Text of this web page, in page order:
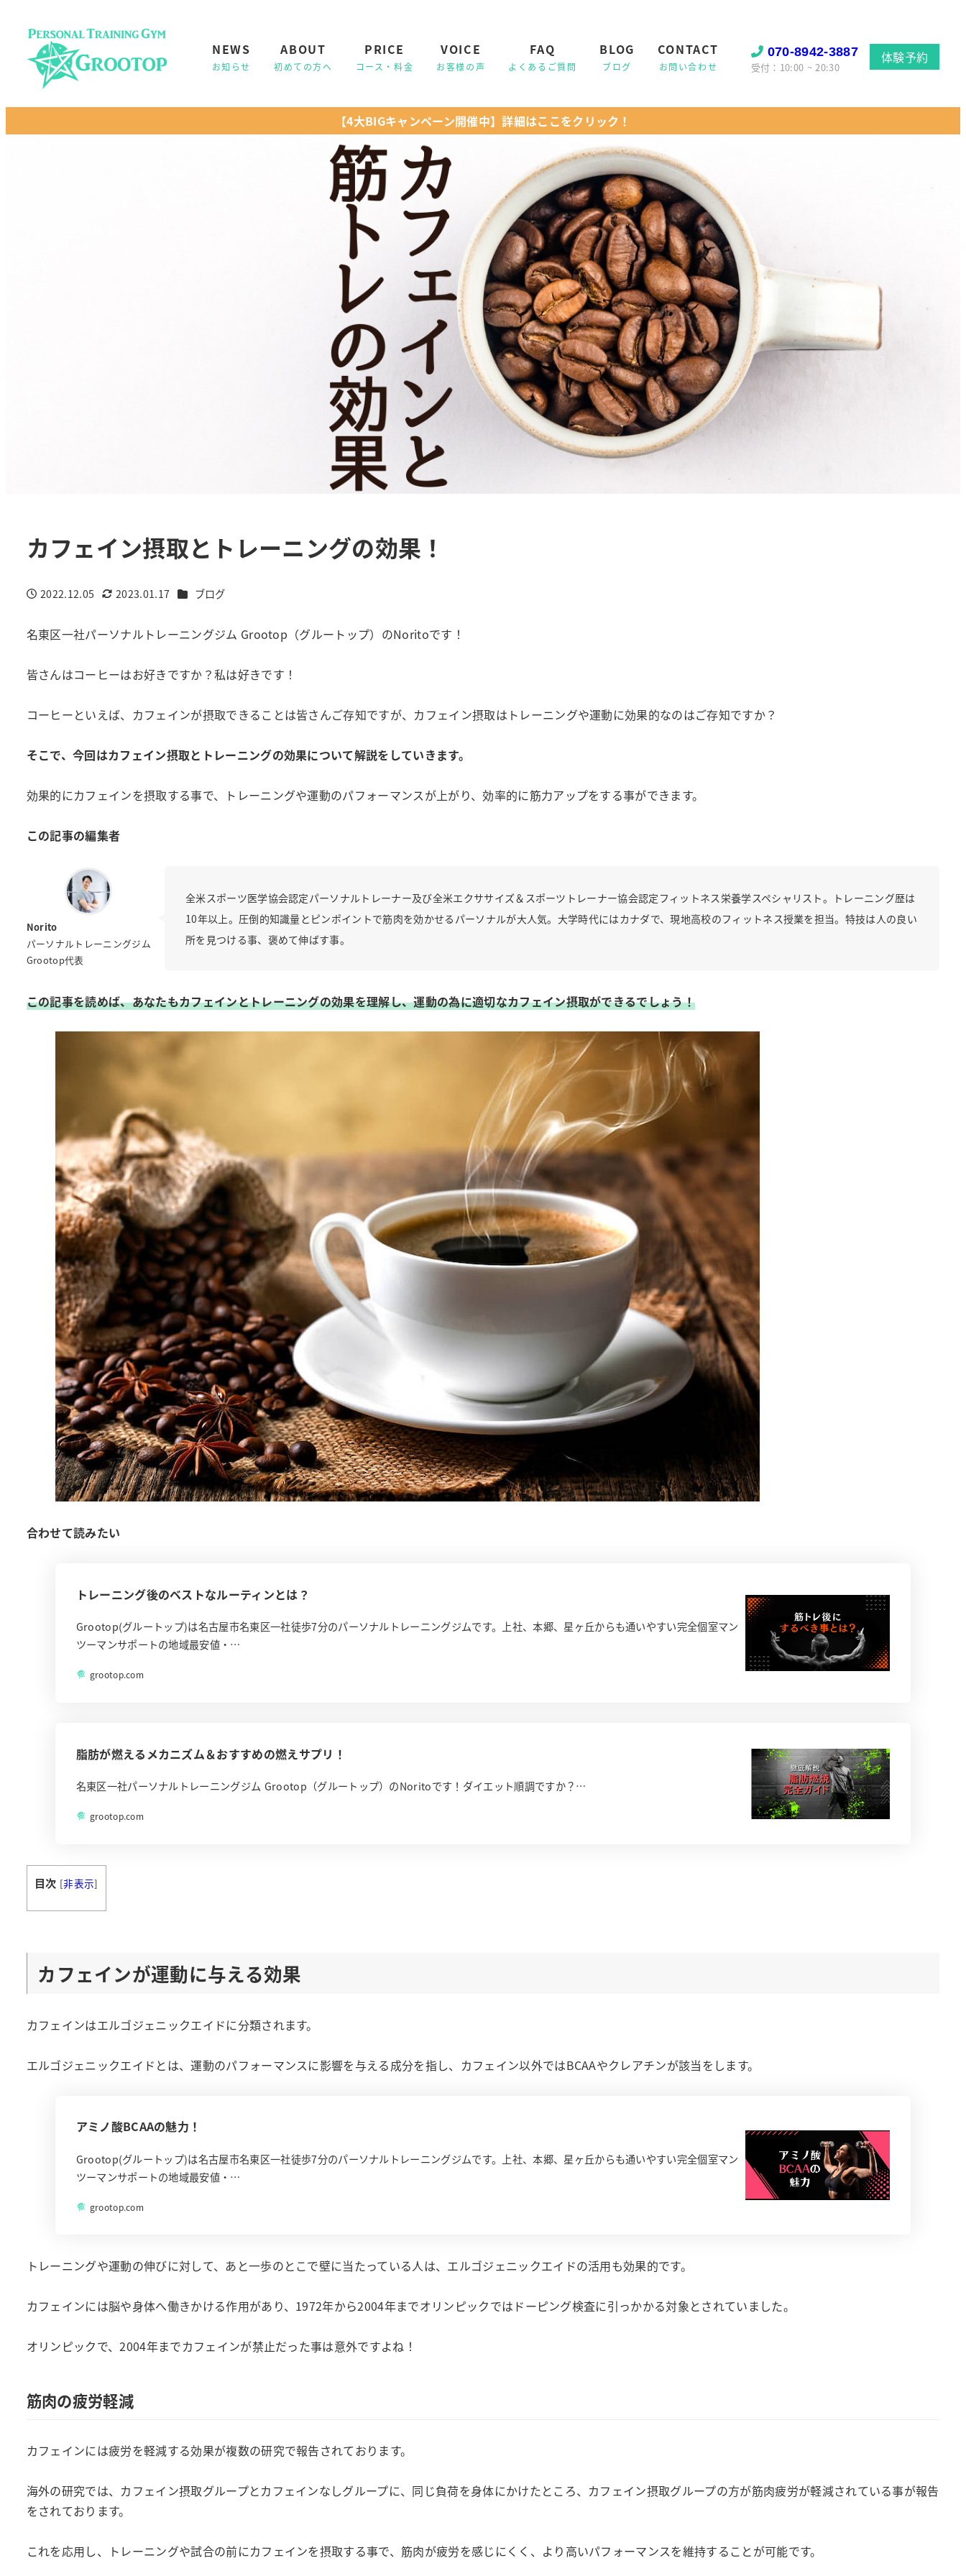
NEWS ABOUT PRICE VOICE FAQ BLOG CONTACT 070-8942-3887
受付：10:00 ~ 20:30
体験予約
【4大BIGキャンペーン開催中】詳細はここをクリック！
カフェイン摂取とトレーニングの効果！
投稿日
2022.12.05
更新日
2023.01.17 カテゴリー
ブログ
名東区一社パーソナルトレーニングジム Grootop（グルートップ）のNoritoです！
皆さんはコーヒーはお好きですか？私は好きです！
コーヒーといえば、カフェインが摂取できることは皆さんご存知ですが、カフェイン摂取はトレーニングや運動に効果的なのはご存知ですか？
そこで、今回はカフェイン摂取とトレーニングの効果について解説をしていきます。
効果的にカフェインを摂取する事で、トレーニングや運動のパフォーマンスが上がり、効率的に筋力アップをする事ができます。
この記事の編集者
Norito
パーソナルトレーニングジム
Grootop代表
全米スポーツ医学協会認定パーソナルトレーナー及び全米エクササイズ＆スポーツトレーナー協会認定フィットネス栄養学スペシャリスト。トレーニング歴は
10年以上。圧倒的知識量とピンポイントで筋肉を効かせるパーソナルが大人気。大学時代にはカナダで、現地高校のフィットネス授業を担当。特技は人の良い
所を見つける事、褒めて伸ばす事。
この記事を読めば、あなたもカフェインとトレーニングの効果を理解し、運動の為に適切なカフェイン摂取ができるでしょう！
合わせて読みたい
トレーニング後のベストなルーティンとは？
Grootop(グルートップ)は名古屋市名東区一社徒歩7分のパーソナルトレーニングジムです。上社、本郷、星ヶ丘からも通いやすい完全個室マン
ツーマンサポートの地域最安値・…
grootop.com
脂肪が燃えるメカニズム＆おすすめの燃えサプリ！
名東区一社パーソナルトレーニングジム Grootop（グルートップ）のNoritoです！ダイエット順調ですか？…
grootop.com
目次 [非表示]
カフェインが運動に与える効果
カフェインはエルゴジェニックエイドに分類されます。
エルゴジェニックエイドとは、運動のパフォーマンスに影響を与える成分を指し、カフェイン以外ではBCAAやクレアチンが該当をします。
アミノ酸BCAAの魅力！
Grootop(グルートップ)は名古屋市名東区一社徒歩7分のパーソナルトレーニングジムです。上社、本郷、星ヶ丘からも通いやすい完全個室マン
ツーマンサポートの地域最安値・…
grootop.com
トレーニングや運動の伸びに対して、あと一歩のとこで壁に当たっている人は、エルゴジェニックエイドの活用も効果的です。
カフェインには脳や身体へ働きかける作用があり、1972年から2004年までオリンピックではドーピング検査に引っかかる対象とされていました。
オリンピックで、2004年までカフェインが禁止だった事は意外ですよね！
筋肉の疲労軽減
カフェインには疲労を軽減する効果が複数の研究で報告されております。
海外の研究では、カフェイン摂取グループとカフェインなしグループに、同じ負荷を身体にかけたところ、カフェイン摂取グループの方が筋肉疲労が軽減されている事が報告
をされております。
これを応用し、トレーニングや試合の前にカフェインを摂取する事で、筋肉が疲労を感じにくく、より高いパフォーマンスを維持することが可能です。